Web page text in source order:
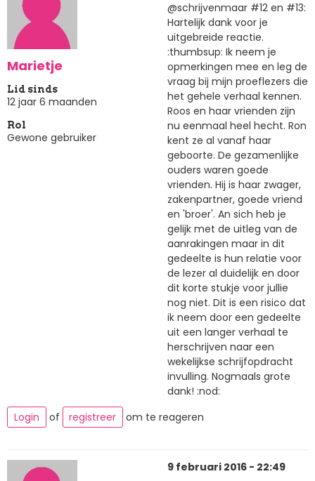
Marietje
Lid sinds
12 jaar 6 maanden
Rol
Gewone gebruiker
@schrijvenmaar #12 en #13:
Hartelijk dank voor je
uitgebreide reactie.
:thumbsup: Ik neem je
opmerkingen mee en leg de
vraag bij mijn proeflezers die
het gehele verhaal kennen.
Roos en haar vrienden zijn
nu eenmaal heel hecht. Ron
kent ze al vanaf haar
geboorte. De gezamenlijke
ouders waren goede
vrienden. Hij is haar zwager,
zakenpartner, goede vriend
en 'broer'. An sich heb je
gelijk met de uitleg van de
aanrakingen maar in dit
gedeelte is hun relatie voor
de lezer al duidelijk en door
dit korte stukje voor jullie
nog niet. Dit is een risico dat
ik neem door een gedeelte
uit een langer verhaal te
herschrijven naar een
wekelijkse schrijfopdracht
invulling. Nogmaals grote
dank! :nod:
Login
of registreer om te reageren
9 februari 2016 - 22:49